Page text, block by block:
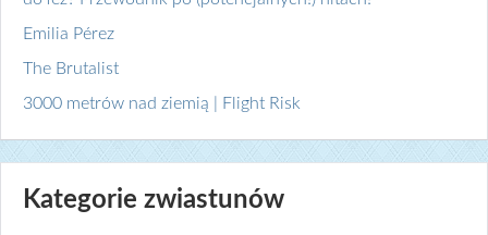
Emilia Pérez
The Brutalist
3000 metrów nad ziemią | Flight Risk
Kategorie zwiastunów